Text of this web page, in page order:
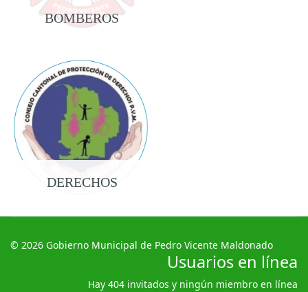
BOMBEROS
DERECHOS
© 2026 Gobierno Municipal de Pedro Vicente Maldonado
Usuarios en línea
Hay 404 invitados y ningún miembro en línea